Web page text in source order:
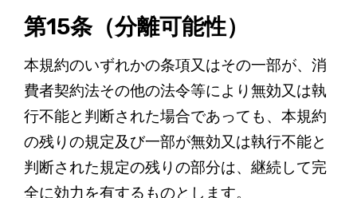
第15条（分離可能性）
本規約のいずれかの条項又はその一部が、消
費者契約法その他の法令等により無効又は執
行不能と判断された場合であっても、本規約
の残りの規定及び一部が無効又は執行不能と
判断された規定の残りの部分は、継続して完
全に効力を有するものとします。